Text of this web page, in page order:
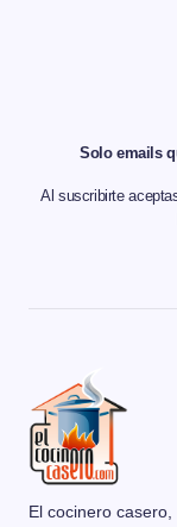
Solo emails
Al suscribirte
El cocinero